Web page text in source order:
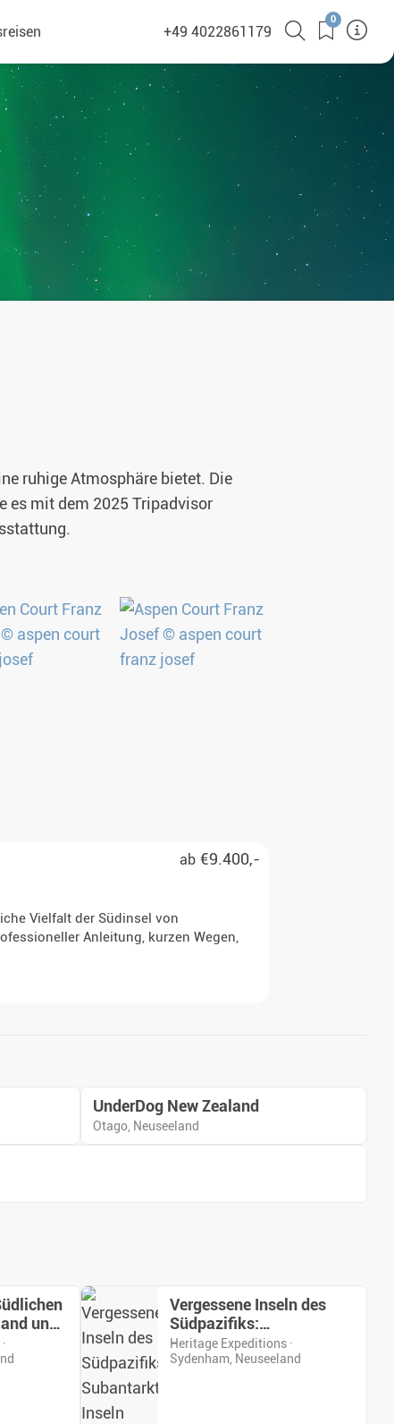
+49 4022861179
0
ruhige Atmosphäre bietet. Die
es mit dem 2025 Tripadvisor
ab €9.400,-
Vielfalt der Südinsel von
Anleitung, kurzen Wegen,
UnderDog New Zealand
Otago, Neuseeland
und
Inseln
Vergessene Inseln des
Südpazifiks:
Subantarktische Inseln
Heritage Expeditions ·
Sydenham, Neuseeland